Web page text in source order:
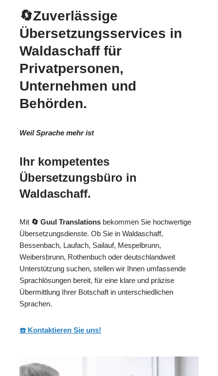
🔄Zuverlässige
Übersetzungsservices in
Waldaschaff für
Privatpersonen,
Unternehmen und
Behörden.
Weil Sprache mehr ist
Ihr kompetentes
Übersetzungsbüro in
Waldaschaff.
Mit 🔄 Guul Translations bekommen Sie hochwertige
Übersetzungsdienste. Ob Sie in Waldaschaff,
Bessenbach, Laufach, Sailauf, Mespelbrunn,
Weibersbrunn, Rothenbuch oder deutschlandweit
Unterstützung suchen, stellen wir Ihnen umfassende
Sprachlösungen bereit, für eine klare und präzise
Übermittlung Ihrer Botschaft in unterschiedlichen
Sprachen.
☎️ Kontaktieren Sie uns!